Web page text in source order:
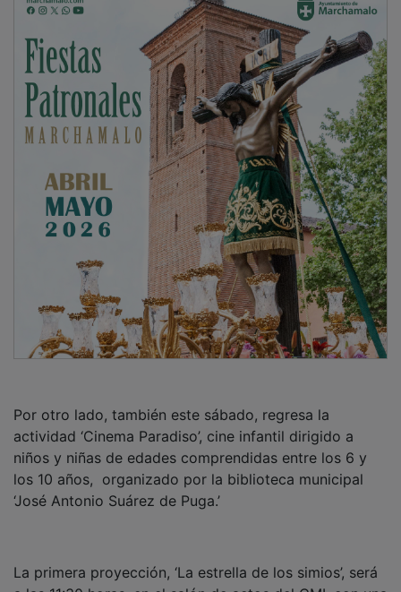
actividad ‘Cinema Paradiso’, cine infantil dirigido a
niños y niñas de edades comprendidas entre los 6 y
los 10 años, organizado por la biblioteca municipal
‘José Antonio Suárez de Puga.’
a las 11:30 horas, en el salón de actos del CMI, con una